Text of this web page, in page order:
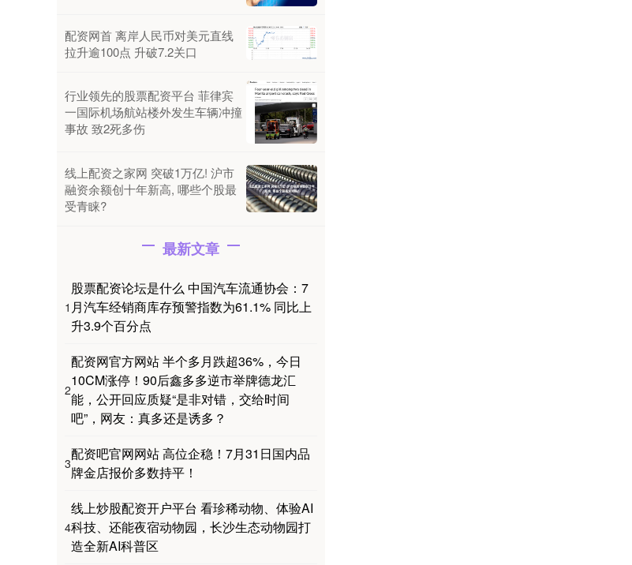
配资网首 离岸人民币对美元直线
拉升逾100点 升破7.2关口
行业领先的股票配资平台 菲律宾
一国际机场航站楼外发生车辆冲撞
事故 致2死多伤
线上配资之家网 突破1万亿! 沪市
融资余额创十年新高, 哪些个股最
受青睐?
最新文章
1
股票配资论坛是什么 中国汽车流通协会：7
月汽车经销商库存预警指数为61.1% 同比上
升3.9个百分点
2
配资网官方网站 半个多月跌超36%，今日
10CM涨停！90后鑫多多逆市举牌德龙汇
能，公开回应质疑“是非对错，交给时间
吧”，网友：真多还是诱多？
3
配资吧官网网站 高位企稳！7月31日国内品
牌金店报价多数持平！
4
线上炒股配资开户平台 看珍稀动物、体验AI
科技、还能夜宿动物园，长沙生态动物园打
造全新AI科普区